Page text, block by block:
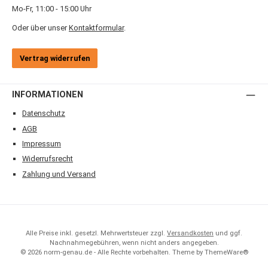
Mo-Fr, 11:00 - 15:00 Uhr
Oder über unser Kontaktformular.
Vertrag widerrufen
INFORMATIONEN
Datenschutz
AGB
Impressum
Widerrufsrecht
Zahlung und Versand
Alle Preise inkl. gesetzl. Mehrwertsteuer zzgl. Versandkosten und ggf.
Nachnahmegebühren, wenn nicht anders angegeben.
© 2026 norm-genau.de - Alle Rechte vorbehalten. Theme by ThemeWare®